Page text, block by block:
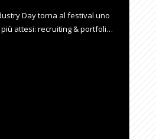
Day torna al festival uno
attesi: recruiting & portfoli…